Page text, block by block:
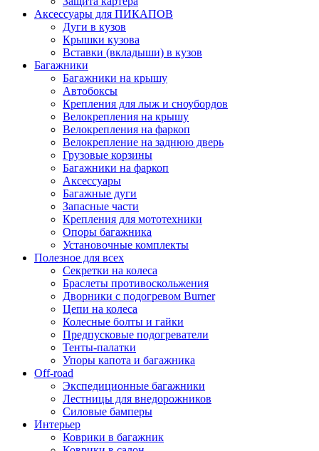
Аксессуары для ПИКАПОВ
Дуги в кузов
Крышки кузова
Вставки (вкладыши) в кузов
Багажники
Багажники на крышу
Автобоксы
Крепления для лыж и сноубордов
Велокрепления на крышу
Велокрепления на фаркоп
Велокрепление на заднюю дверь
Грузовые корзины
Багажники на фаркоп
Аксессуары
Багажные дуги
Запасные части
Крепления для мототехники
Опоры багажника
Установочные комплекты
Полезное для всех
Секретки на колеса
Браслеты противоскольжения
Дворники с подогревом Burner
Цепи на колеса
Колесные болты и гайки
Предпусковые подогреватели
Тенты-палатки
Упоры капота и багажника
Off-road
Экспедиционные багажники
Лестницы для внедорожников
Силовые бамперы
Интерьер
Коврики в багажник